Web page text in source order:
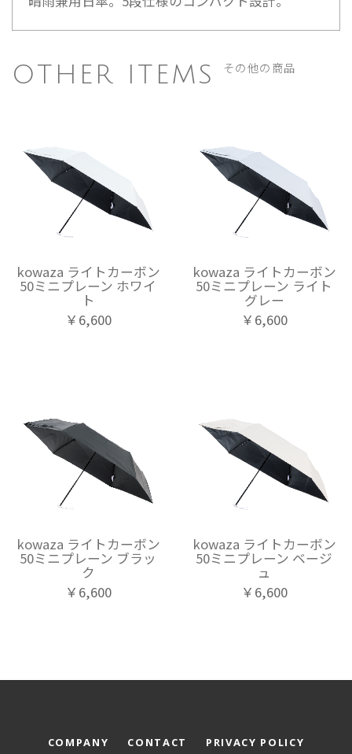
OTHER ITEMS その他の商品
kowaza ライトカーボン
50ミニプレーン ホワイ
ト
￥6,600
kowaza ライトカーボン
50ミニプレーン ライト
グレー
￥6,600
kowaza ライトカーボン
50ミニプレーン ブラッ
ク
￥6,600
kowaza ライトカーボン
50ミニプレーン ベージ
ュ
￥6,600
COMPANY CONTACT PRIVACY POLICY